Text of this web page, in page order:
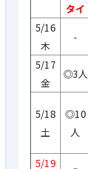
タイ
5/16
木
-
5/17
金
◎3人
5/18
土
◎10
人
5/19